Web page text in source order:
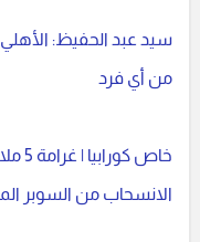
سيد عبد الحفيظ:
من أي فرد
خاص
الانسحاب من السوبر